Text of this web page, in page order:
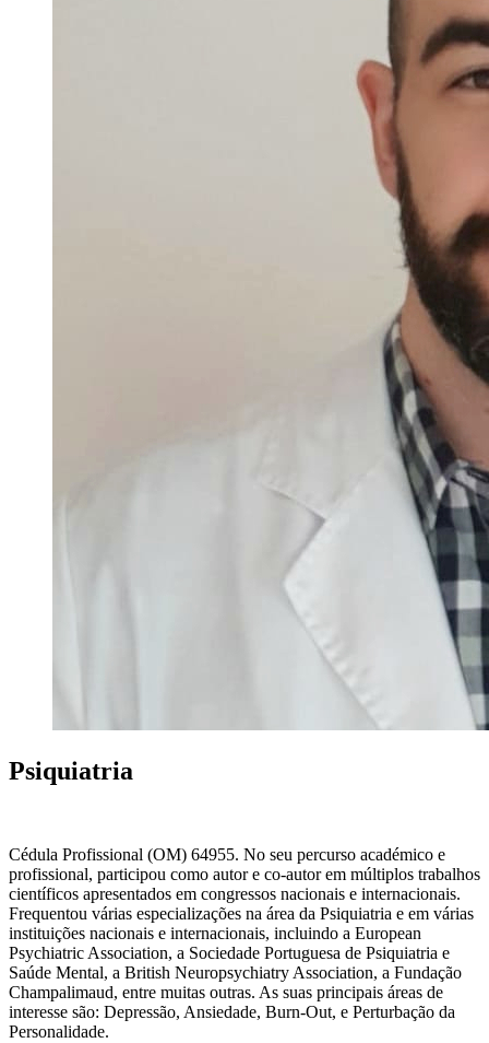
Psiquiatria
Cédula Profissional (OM) 64955. No seu percurso académico e
profissional, participou como autor e co-autor em múltiplos trabalhos
científicos apresentados em congressos nacionais e internacionais.
Frequentou várias especializações na área da Psiquiatria e em várias
instituições nacionais e internacionais, incluindo a European
Psychiatric Association, a Sociedade Portuguesa de Psiquiatria e
Saúde Mental, a British Neuropsychiatry Association, a Fundação
Champalimaud, entre muitas outras. As suas principais áreas de
interesse são: Depressão, Ansiedade, Burn-Out, e Perturbação da
Personalidade.